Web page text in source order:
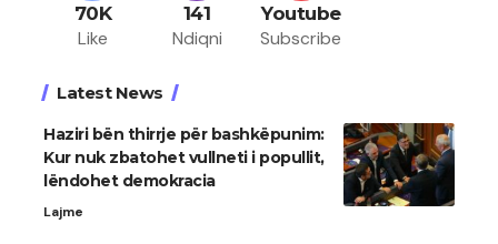
70K
Like
141
Ndiqni
Youtube
Subscribe
Latest News
Haziri bën thirrje për bashkëpunim:
Kur nuk zbatohet vullneti i popullit,
lëndohet demokracia
Lajme